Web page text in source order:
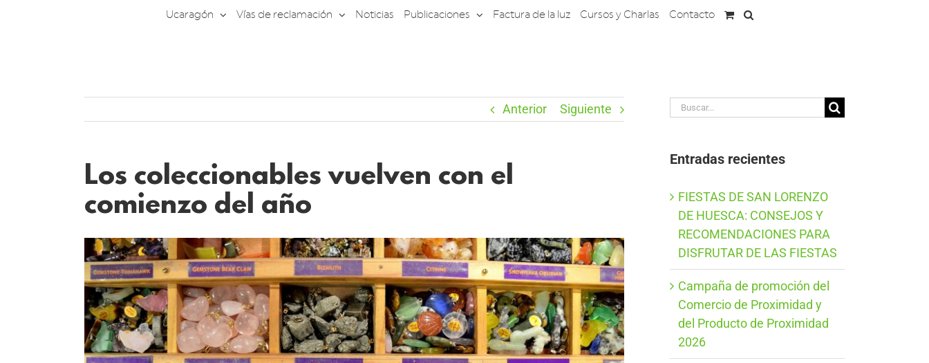
Ucaragón Vías de reclamación Noticias Publicaciones Factura de la luz Cursos y Charlas Contacto
Anterior Siguiente
Los coleccionables vuelven con el
comienzo del año
Ver
imagen
más
grande
Buscar:
Entradas recientes
FIESTAS DE SAN LORENZO
DE HUESCA: CONSEJOS Y
RECOMENDACIONES PARA
DISFRUTAR DE LAS FIESTAS
Campaña de promoción del
Comercio de Proximidad y
del Producto de Proximidad
2026